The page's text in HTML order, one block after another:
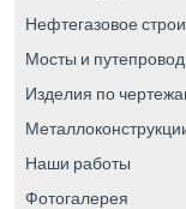
Нефтегазовое
Мосты и
Изделия по
Наши работы
Фотогалерея